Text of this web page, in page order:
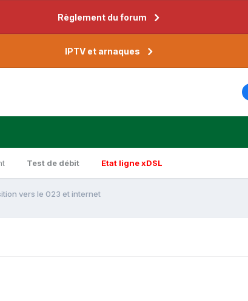
Règlement du forum
IPTV et arnaques
Test de débit Etat ligne xDSL
vers le 023 et internet